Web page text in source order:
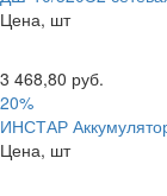
Цена, шт
3 468,80 руб.
20%
ИНСТАР
Цена, шт